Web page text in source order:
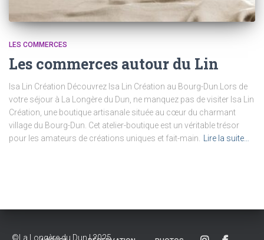
LES COMMERCES
Les commerces autour du Lin
Isa Lin Création Découvrez Isa Lin Création au Bourg-Dun.Lors de
votre séjour à La Longère du Dun, ne manquez pas de visiter Isa Lin
Création, une boutique artisanale située au cœur du charmant
village du Bourg-Dun. Cet atelier-boutique est un véritable trésor
pour les amateurs de créations uniques et fait-main.
Lire la suite…